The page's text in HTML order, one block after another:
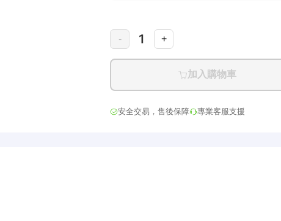
- 1 +
加入購物車
安全交易，售後保障 專業客服支援